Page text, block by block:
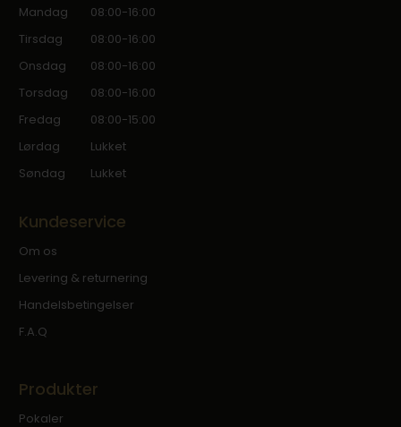
Mandag
08:00-16:00
Tirsdag
08:00-16:00
Onsdag
08:00-16:00
Torsdag
08:00-16:00
Fredag
08:00-15:00
Lørdag
Lukket
Søndag
Lukket
Kundeservice
Om os
Levering & returnering
Handelsbetingelser
F.A.Q
Produkter
Pokaler